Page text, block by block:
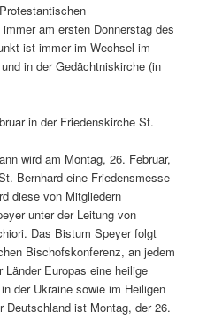
am ersten Donnerstag des
ist immer im Wechsel im
in der Gedächtniskirche (in
in der Friedenskirche St.
wird am Montag, 26. Februar,
Bernhard eine Friedensmesse
diese von Mitgliedern
unter der Leitung von
Das Bistum Speyer folgt
Bischofskonferenz, an jedem
Europas eine heilige
der Ukraine sowie im Heiligen
Deutschland ist Montag, der 26.